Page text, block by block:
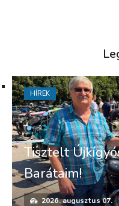
Tisztelt
Barátaim!
2026. augusztus 07.
HÍREK